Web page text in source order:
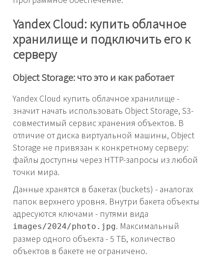
Yandex Cloud: купить облачное
хранилище и подключить его к
серверу
Object Storage: что это и как работает
Yandex Cloud купить облачное хранилище -
значит начать использовать Object Storage, S3-
совместимый сервис хранения объектов. В
отличие от диска виртуальной машины, Object
Storage не привязан к конкретному серверу:
файлы доступны через HTTP-запросы из любой
точки мира.
Данные хранятся в бакетах (buckets) - аналогах
папок верхнего уровня. Внутри бакета объекты
адресуются ключами - путями вида
images/2024/photo.jpg. Максимальный
размер одного объекта - 5 ТБ, количество
объектов в бакете не ограничено.